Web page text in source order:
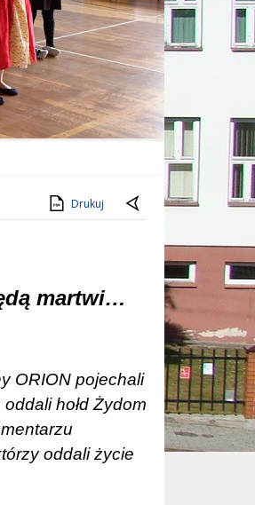
Drukuj
martwi…
ORION pojechali
hołd Żydom
oddali życie